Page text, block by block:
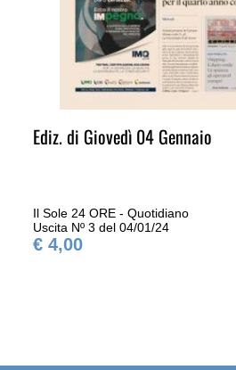
Ediz. di Giovedì 04 Gennaio
Il Sole 24 ORE - Quotidiano
Uscita Nº 3 del 04/01/24
€ 4,00